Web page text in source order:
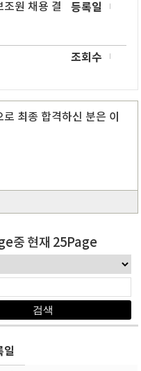
원 채용 결
등록일
조회수
최종 합격하신 분은 이
중 현재 25Page
일